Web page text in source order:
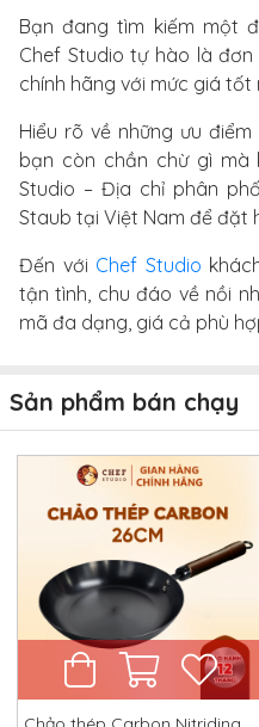
Bạn đang tìm kiếm một
Chef Studio tự hào là
chính hãng với mức giá
Hiểu rõ về những ưu
bạn còn chần chừ gì mà
Studio – Địa chỉ phân
Staub tại Việt Nam để đặt
Đến với Chef Studio
tận tình, chu đáo về nồi
mã đa dạng, giá cả phù
Sản phẩm bán chạy